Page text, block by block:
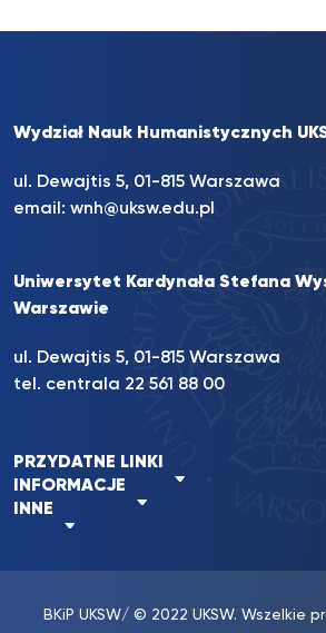
Wydział Nauk Humanistycznych
ul. Dewajtis 5, 01-815 Warszawa
email: wnh@uksw.edu.pl
Uniwersytet Kardynała Stefana
Warszawie
ul. Dewajtis 5, 01-815 Warszawa
tel. centrala 22 561 88 00
PRZYDATNE LINKI
INFORMACJE
INNE
BKiP UKSW/ © 2022 UKSW. Wszelkie